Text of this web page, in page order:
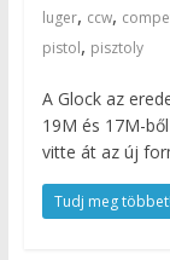
luger, ccw,
pistol, pisztoly
A Glock az
19M és 17M-
vitte át az új
Tudj meg többet!